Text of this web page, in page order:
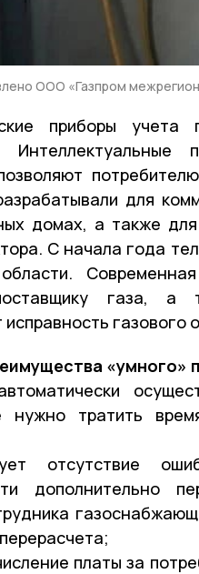
ООО «Газпром
приборы
для
домах, а также
С начала года
газа, а
исправность газового
«умного»
нужно тратить
отсутствие
дополнительно
платы за